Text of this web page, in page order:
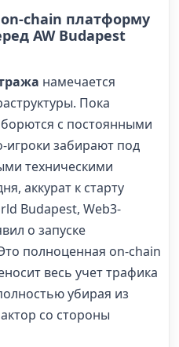
chain платформу
AW Budapest
намечается
Пока
с постоянными
забирают под
техническими
аккурат к старту
Budapest, Web3-
о запуске
полноценная on-chain
весь учет трафика
убирая из
со стороны